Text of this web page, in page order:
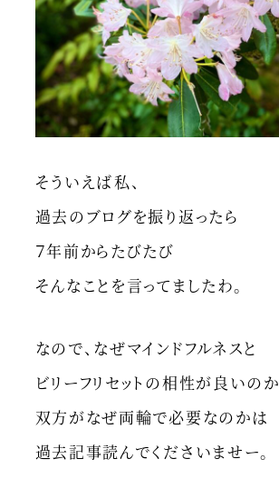
そういえば私、
過去のブログを振り返ったら
７年前からたびたび
そんなことを言ってましたわ。
なので、なぜマインドフルネスと
ビリーフリセットの相性が良いのか
双方がなぜ両輪で必要なのかは
過去記事読んでくださいませー。